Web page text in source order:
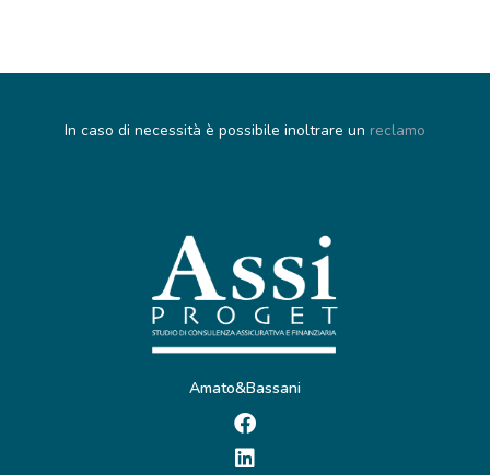
In caso di necessità è possibile inoltrare un reclamo
Amato&Bassani